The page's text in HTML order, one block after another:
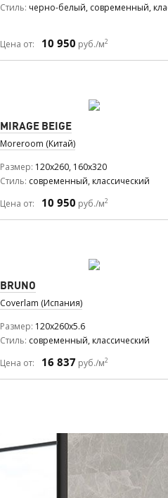
Стиль черно-белый, современный,
Цена от: 10 950 руб./м2
MIRAGE BEIGE
Moreroom (Китай)
Размер 120x260, 160x320
Стиль современный, классический
Цена от:
10 950 руб./м2
BRUNO
Coverlam (Испания)
Размер 120x260x5.6
Стиль современный, классический
Цена от:
16 837 руб./м2